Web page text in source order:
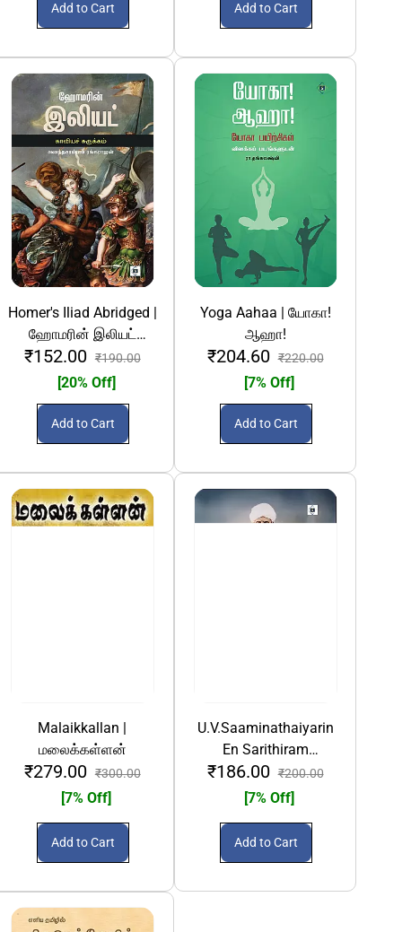
Add to Cart Add to Cart
Homer's Iliad Abridged |
ஹோமரின் இலியட்
காவியச் சுருக்கம்
₹152.00 ₹190.00
[20% Off]
Add to Cart
Yoga Aahaa | யோகா!
ஆஹா!
₹204.60 ₹220.00
[7% Off]
Add to Cart
Malaikkallan |
மலைக்கள்ளன்
₹279.00 ₹300.00
[7% Off]
Add to Cart
U.V.Saaminathaiyarin
En Sarithiram
(Thernthedutha
Paguthigal) |
என் சரித்திரம்
(தேர்ந்தெடுக்கப்பட்ட
₹186.00 ₹200.00
[7% Off]
Add to Cart